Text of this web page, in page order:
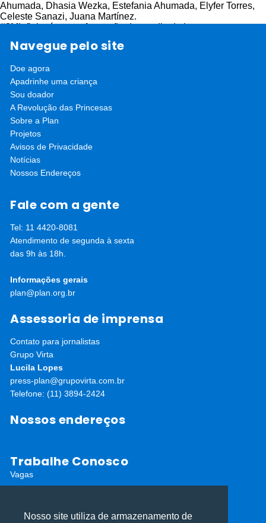
Ahumada, Dhasia Wezka, Estefania Ahumada, Elyfer Torres,
Celeste Sanazi, Juana Martínez.
#8MInfinito é a transformação de um dia de luta por um ano
as mulheres que quiseram falar, mas tiveram de permanecer
união de discursos poderosos. A campanha usa das hashtags
#8MInfinito, #SiSomosEquidad, #SiSomosIgualdad,
#SimSomosEquidade, #SimSomosIgualdade.
Navegue pelo site
Doe agora
Apadrinhe uma criança
Sou doador
A Revolução das Princesas
Sobre a Plan
Projetos
Avisos de Privacidade
Notícias
Nossos Endereços
Fale com a gente
Tel: 11 4420-8081
Atendimento de segunda à sexta
das 9h às 18h.
Informações gerais
plan@plan.org.br
Assessoria de imprensa
Contato para jornalistas
Grupo Virta
Lucila Lopes
press-plan@grupovirta.com.br
Telefone: (11) 3894-2424
Nossos endereços
Trabalhe Conosco
Vagas
Editais abertos
Nosso site utiliza de armazenamento de